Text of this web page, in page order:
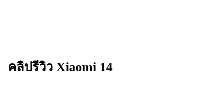
คลิปรีวิว Xiaomi 14